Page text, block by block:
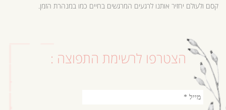
קסם ולעולם יחזיר אותנו לרגעים המרגשים בחיים כמו במנהרת הזמן.
הצטרפו לרשימת התפוצה :